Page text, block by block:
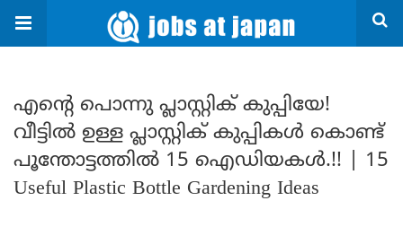
എന്റെ പൊന്നു പ്ലാസ്റ്റിക് കുപ്പിയേ!
വീട്ടിൽ ഉള്ള പ്ലാസ്റ്റിക് കുപ്പികൾ കൊണ്ട്
പൂന്തോട്ടത്തിൽ 15 ഐഡിയകൾ.!! | 15
Useful Plastic Bottle Gardening Ideas